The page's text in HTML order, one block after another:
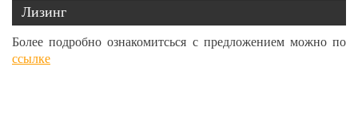
Лизинг
Более подробно ознакомитсься с предложением можно по
ссылке